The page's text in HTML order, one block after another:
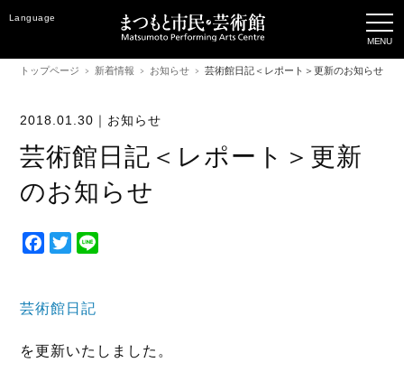
Language
トップページ 新着情報 お知らせ 芸術館日記＜レポート＞更新のお知らせ
2018.01.30｜ お知らせ
芸術館日記＜レポート＞更新
のお知らせ
F
e
o
T
t
e
芸術館日記
を更新いたしました。